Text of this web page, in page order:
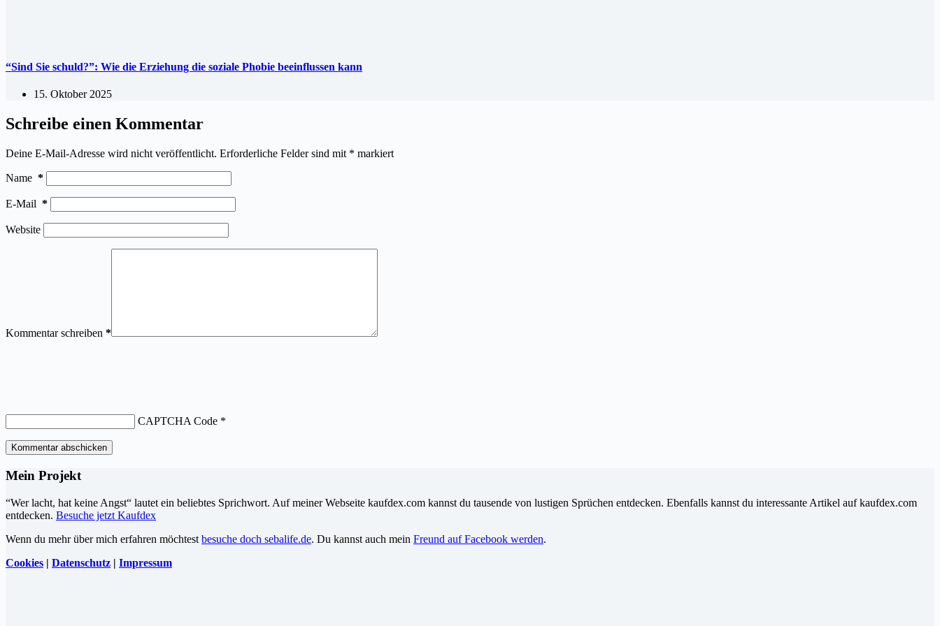
“Sind Sie schuld?”: Wie die Erziehung die soziale Phobie beeinflussen kann
15. Oktober 2025
Schreibe einen Kommentar
Deine E-Mail-Adresse wird nicht veröffentlicht. Erforderliche Felder sind mit * markiert
Name *
E-Mail *
Website
Kommentar schreiben *
CAPTCHA Code *
Kommentar abschicken
Mein Projekt
“Wer lacht, hat keine Angst“ lautet ein beliebtes Sprichwort. Auf meiner Webseite kaufdex.com kannst du tausende von lustigen Sprüchen entdecken. Ebenfalls kannst du interessante Artikel auf kaufdex.com
entdecken. Besuche jetzt Kaufdex
Wenn du mehr über mich erfahren möchtest besuche doch sebalife.de. Du kannst auch mein Freund auf Facebook werden.
Cookies | Datenschutz | Impressum